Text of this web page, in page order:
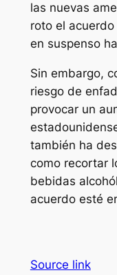
las nuevas
roto el
en suspenso
Sin embargo,
riesgo de
provocar un
también ha
como recortar
bebidas
acuerdo esté
Source link